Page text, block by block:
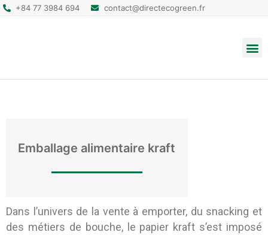
+84 77 3984 694 contact@directecogreen.fr
Emballage alimentaire kraft
Dans l’univers de la vente à emporter, du snacking et
des métiers de bouche, le papier kraft s’est imposé